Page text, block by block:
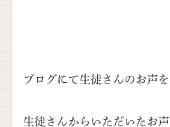
ブログにて生徒さんのお声
生徒さんからいただいたお